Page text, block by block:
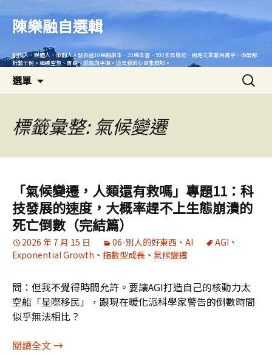
內
陳樂融自選輯
創作人、媒體人、策劃人。發表過10幾齣劇本、20幾本書、500多首歌詞、網路文章數百萬字、命盤解
析數千例。繼續空想、實踐、感傷與平復。這是我的心靈集散地。
選單
搜
尋
標籤彙整: 氣候變遷
「氣候變遷，人類還有救嗎」專題11：科
技發展的速度，大概率趕不上生態崩潰的
死亡倒數（完結篇）
2026 年 7 月 15 日 06-別人的好東西 、 AI AGI 、
Exponential Growth 、 指數型成長 、 氣候變遷
問：但我不覺得時間允許。要讓AGI打造自己的核動力太
空船「星際移民」，跟現在暖化派科學家警告的倒數時間
似乎無法相比？
閱讀全文「氣候變遷，人類還有救嗎」專題11：科技發展
→